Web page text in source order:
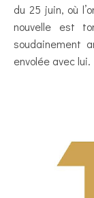
du 25 juin, où
nouvelle est
soudainement
envolée avec lui.